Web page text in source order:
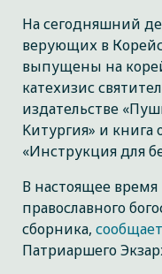
На сегодняшний
верующих в
выпущены на
катехизис
издательстве
Kитургия» и
«Инструкция для
В настоящее время
православного
сборника, сообщает
Патриаршего